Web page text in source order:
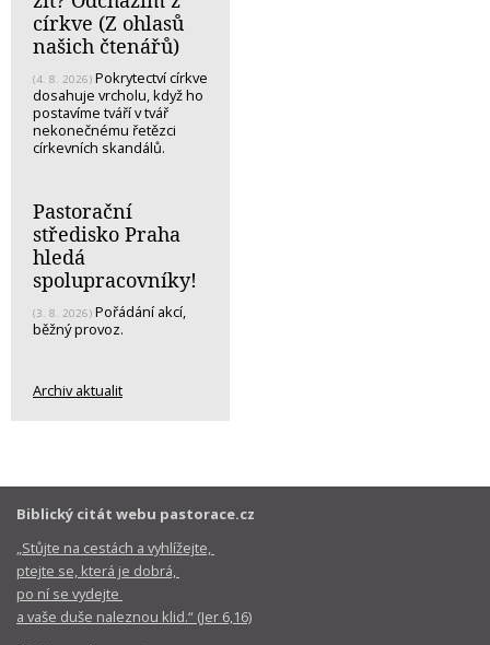
církve (Z ohlasů
našich čtenářů)
(4. 8. 2026) Pokrytectví církve
dosahuje vrcholu, když ho
postavíme tváří v tvář
nekonečnému řetězci
církevních skandálů.
Pastorační
středisko Praha
hledá
spolupracovníky!
(3. 8. 2026) Pořádání akcí,
běžný provoz.
Archiv aktualit
Biblický citát webu pastorace.cz
„Stůjte na cestách a vyhlížejte,
ptejte se, která je dobrá,
po ní se vydejte
a vaše duše naleznou klid.“ (Jer 6,16)